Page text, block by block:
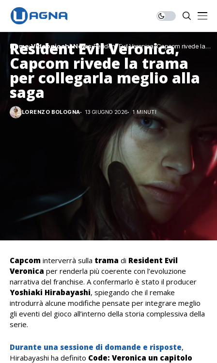
Home Videogiochi News Resident Evil Veronica, Capcom rivede la
trama per collegarla meglio alla saga
Resident Evil Veronica,
Capcom rivede la trama
per collegarla meglio alla
saga
LORENZO BOLOGNA 13 GIUGNO 2026 1 MINUTI
Capcom interverrà sulla trama di Resident Evil
Veronica per renderla più coerente con l’evoluzione
narrativa del franchise. A confermarlo è stato il producer
Yoshiaki Hirabayashi, spiegando che il remake
introdurrà alcune modifiche pensate per integrare meglio
gli eventi del gioco all’interno della storia complessiva della
serie.
Durante una sessione di domande e risposte,
Hirabayashi ha definito Code: Veronica un capitolo